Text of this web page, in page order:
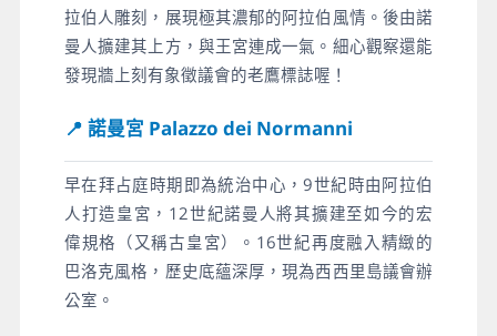
拉伯人雕刻，展現極其濃郁的阿拉伯風情。後由諾
曼人擴建其上方，與王宮連成一氣。細心觀察還能
發現牆上刻有象徵議會的老鷹標誌喔！
📍 諾曼宮 Palazzo dei Normanni
早在拜占庭時期即為統治中心，9世紀時由阿拉伯
人打造皇宮，12世紀諾曼人將其擴建至如今的宏
偉規格（又稱古皇宮）。16世紀再度融入精緻的
巴洛克風格，歷史底蘊深厚，現為西西里島議會辦
公室。